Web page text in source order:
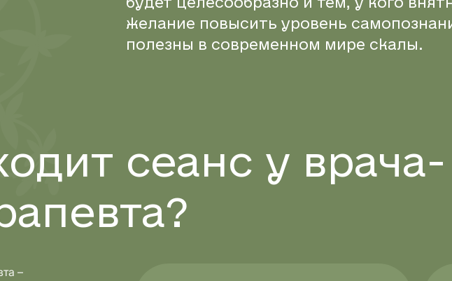
будет целесообразно и тем, у кого
желание повысить уровень
полезны в современном мире скалы.
сеанс у врача-
–